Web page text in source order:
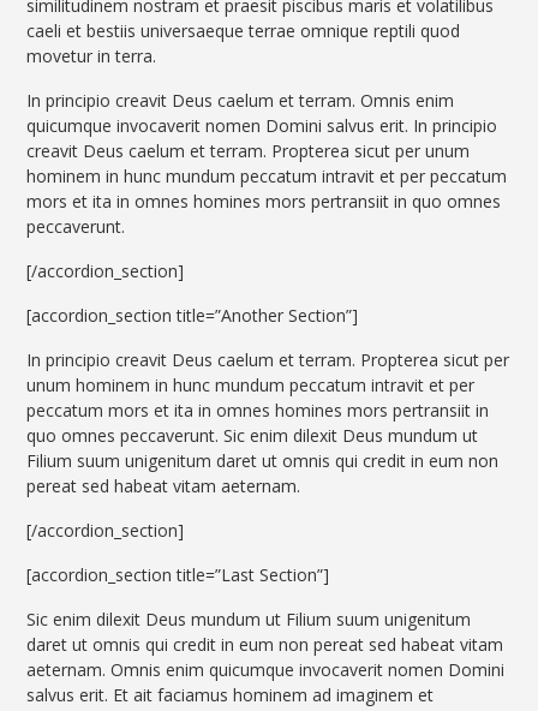
similitudinem nostram et praesit piscibus maris et volatilibus
caeli et bestiis universaeque terrae omnique reptili quod
movetur in terra.
In principio creavit Deus caelum et terram. Omnis enim
quicumque invocaverit nomen Domini salvus erit. In principio
creavit Deus caelum et terram. Propterea sicut per unum
hominem in hunc mundum peccatum intravit et per peccatum
mors et ita in omnes homines mors pertransiit in quo omnes
peccaverunt.
[/accordion_section]
[accordion_section title=”Another Section”]
In principio creavit Deus caelum et terram. Propterea sicut per
unum hominem in hunc mundum peccatum intravit et per
peccatum mors et ita in omnes homines mors pertransiit in
quo omnes peccaverunt. Sic enim dilexit Deus mundum ut
Filium suum unigenitum daret ut omnis qui credit in eum non
pereat sed habeat vitam aeternam.
[/accordion_section]
[accordion_section title=”Last Section”]
Sic enim dilexit Deus mundum ut Filium suum unigenitum
daret ut omnis qui credit in eum non pereat sed habeat vitam
aeternam. Omnis enim quicumque invocaverit nomen Domini
salvus erit. Et ait faciamus hominem ad imaginem et